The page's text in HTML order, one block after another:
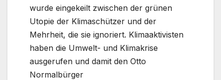
wurde eingekeilt zwischen der grünen
Utopie der Klimaschützer und der
Mehrheit, die sie ignoriert. Klimaaktivisten
haben die Umwelt- und Klimakrise
ausgerufen und damit den Otto
Normalbürger